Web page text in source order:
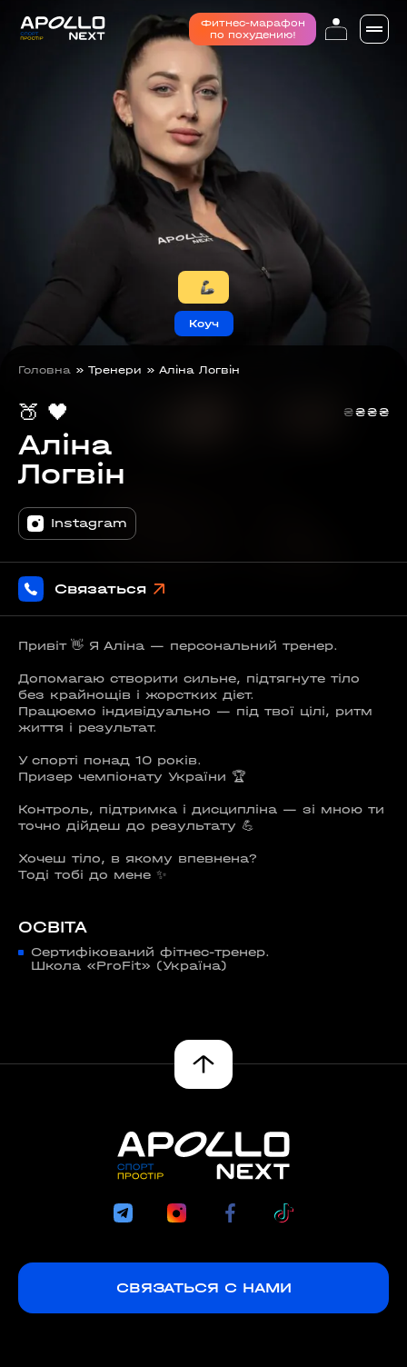
Фитнес-марафон
по похудению!
Коуч
Головна » Тренери » Аліна Логвін
🍑 🖤 ₴
₴
₴
₴
Аліна
Логвін
Instagram
Связаться
Привіт 👋 Я Аліна — персональний тренер.
Допомагаю створити сильне, підтягнуте тіло
без крайнощів і жорстких дієт.
Працюємо індивідуально — під твої цілі, ритм
життя і результат.
У спорті понад 10 років.
Призер чемпіонату України 🏆
Контроль, підтримка і дисципліна — зі мною ти
точно дійдеш до результату 💪
Хочеш тіло, в якому впевнена?
Тоді тобі до мене ✨
ОСВІТА
Сертифікований фітнес-тренер.
Школа «ProFit» (Україна)
СВЯЗАТЬСЯ С НАМИ